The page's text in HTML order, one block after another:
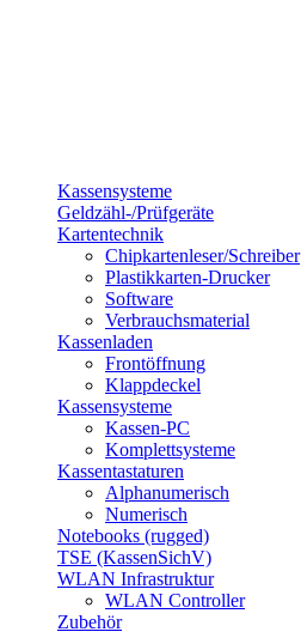
Kassensysteme
Geldzähl-/Prüfgeräte
Kartentechnik
Chipkartenleser/Schreiber
Plastikkarten-Drucker
Software
Verbrauchsmaterial
Kassenladen
Frontöffnung
Klappdeckel
Kassensysteme
Kassen-PC
Komplettsysteme
Kassentastaturen
Alphanumerisch
Numerisch
Notebooks (rugged)
TSE (KassenSichV)
WLAN Infrastruktur
WLAN Controller
Zubehör